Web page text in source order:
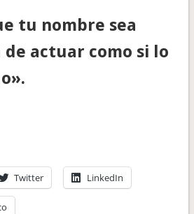
tu nombre sea
de actuar como si lo
Twitter LinkedIn